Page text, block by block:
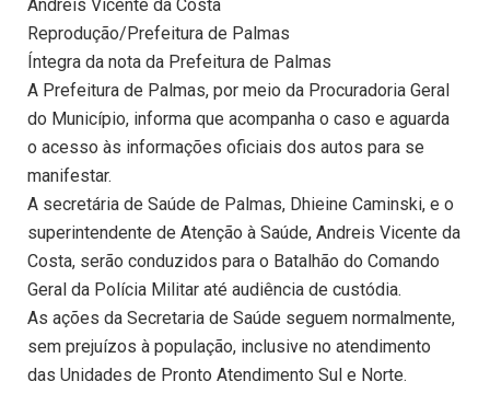
Andreis Vicente da Costa
Reprodução/Prefeitura de Palmas
Íntegra da nota da Prefeitura de Palmas
A Prefeitura de Palmas, por meio da Procuradoria Geral
do Município, informa que acompanha o caso e aguarda
o acesso às informações oficiais dos autos para se
manifestar.
A secretária de Saúde de Palmas, Dhieine Caminski, e o
superintendente de Atenção à Saúde, Andreis Vicente da
Costa, serão conduzidos para o Batalhão do Comando
Geral da Polícia Militar até audiência de custódia.
As ações da Secretaria de Saúde seguem normalmente,
sem prejuízos à população, inclusive no atendimento
das Unidades de Pronto Atendimento Sul e Norte.